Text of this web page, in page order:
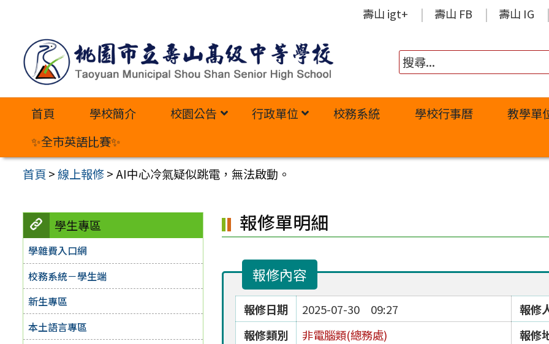
內
壽山 igt+ 壽山 FB 壽山 IG
首頁 學校簡介 校園公告 行政單位 校務系統 學校行事曆
教學單
✨全市英語比賽✨
首頁 >線上報修>AI中心冷氣疑似跳電，無法啟動。
學生專區
學雜費入口網
校務系統－學生端
新生專區
本土語言專區
報修單明細
報修內容
報修日期 2025-07-30 09:27
報修
報修類別
非電腦類(總務處)
報修